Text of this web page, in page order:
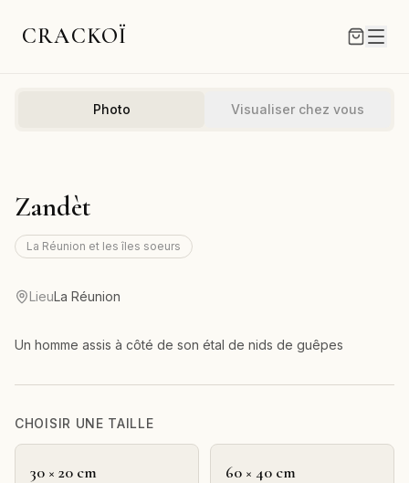
CRACKOÏ
Photo Visualiser chez vous
Zandèt
La Réunion et les îles soeurs
LieuLa Réunion
Un homme assis à côté de son étal de nids de guêpes
CHOISIR UNE TAILLE
30 × 20 cm 60 × 40 cm